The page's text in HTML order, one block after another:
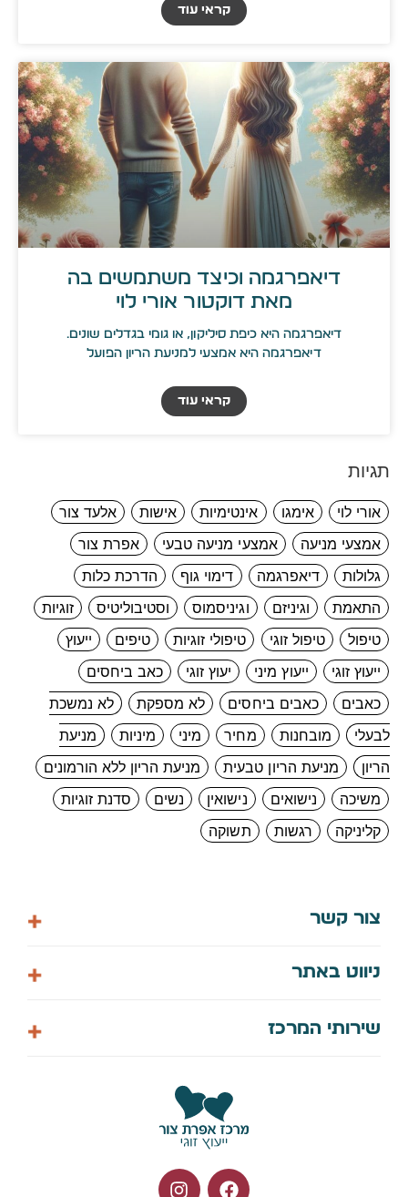
קראי עוד
דיאפרגמה וכיצד משתמשים בה
מאת דוקטור אורי לוי
דיאפרגמה היא כיפת סיליקון, או גומי בגדלים שונים.
דיאפרגמה היא אמצעי למניעת הריון הפועל
קראי עוד
תגיות
אורי לוי אימגו אינטימיות אישות
אלעד צור
אמצעי מניעה
אמצעי מניעה טבעי
אפרת צור
גלולות
דיאפרגמה דימוי גוף
הדרכת כלות
התאמת
וגיניזם וגיניסמוס וסטיבוליטיס
זוגיות
טיפול
טיפול זוגי טיפולי זוגיות טיפים
ייעוץ
ייעוץ זוגי
ייעוץ מיני יעוץ זוגי
כאב ביחסים
כאבים
כאבים ביחסים לא מספקת
לא נמשכת
לבעלי
מובחנות מחיר מיני מיניות
מניעת
הריון
מניעת הריון טבעית
מניעת הריון ללא הורמונים
משיכה
נישואים נישואין נשים
סדנת זוגיות
קליניקה
רגשות תשוקה
צור קשר
058-7448061
הצהרת נגישות
ניווט באתר
דף הבית
שירותי המרכז